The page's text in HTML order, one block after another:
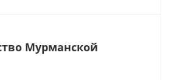
Мурманской